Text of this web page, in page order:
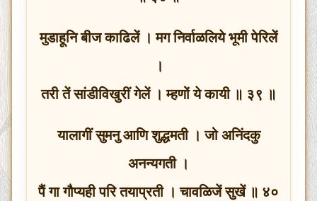
मुडाहूनि बीज काढिलें । मग निर्वाळलिये भूमी पेरिलें
।
तरी तें सांडीविखुरीं गेलें । म्हणों ये कायी ॥ ३९ ॥
यालागीं सुमनु आणि शुद्धमती । जो अनिंदकु
अनन्यगती ।
पैं गा गौप्यही परि तयाप्रती । चावळिजें सुखें ॥ ४०